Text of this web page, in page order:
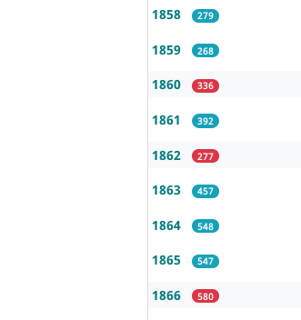
1858 279
1859 268
1860 336
1861 392
1862 277
1863 457
1864 548
1865 547
1866 580